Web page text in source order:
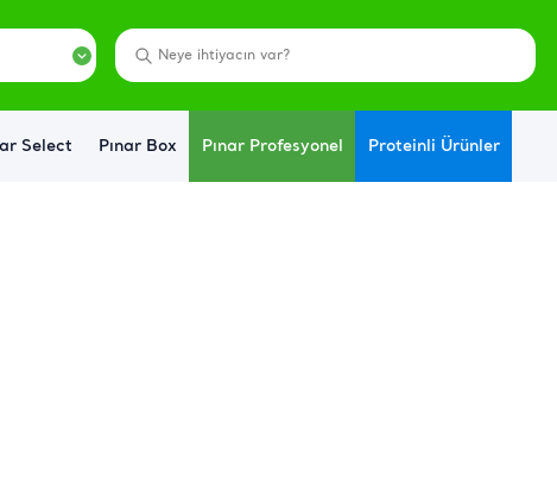
Select Pınar Box Pınar Profesyonel Proteinli Ürünler